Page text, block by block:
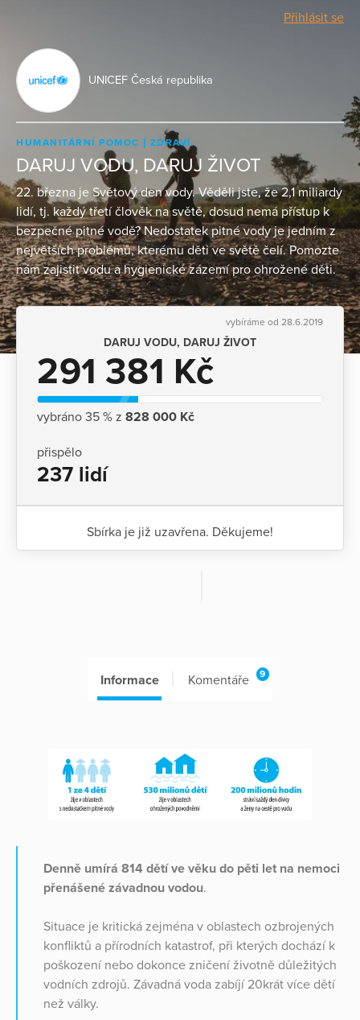
Přihlásit se
UNICEF Česká republika
HUMANITÁRNÍ POMOC ZDRAVÍ
DARUJ VODU, DARUJ ŽIVOT
22. března je Světový den vody. Věděli jste, že 2,1 miliardy
lidí, tj. každý třetí člověk na světě, dosud nemá přístup k
bezpečné pitné vodě? Nedostatek pitné vody je jedním z
největších problémů, kterému děti ve světě čelí. Pomozte
nám zajistit vodu a hygienické zázemí pro ohrožené děti.
vybíráme od 28.6.2019
DARUJ VODU, DARUJ ŽIVOT
291 381 Kč
vybráno 35 % z 828 000 Kč
přispělo
237 lidí
Sbírka je již uzavřena. Děkujeme!
Informace Komentáře 9
Denně umírá 814 dětí ve věku do pěti let na nemoci
přenášené závadnou vodou.
Situace je kritická zejména v oblastech ozbrojených
konfliktů a přírodních katastrof, při kterých dochází k
poškození nebo dokonce zničení životně důležitých
vodních zdrojů. Závadná voda zabíjí 20krát více dětí
než války.